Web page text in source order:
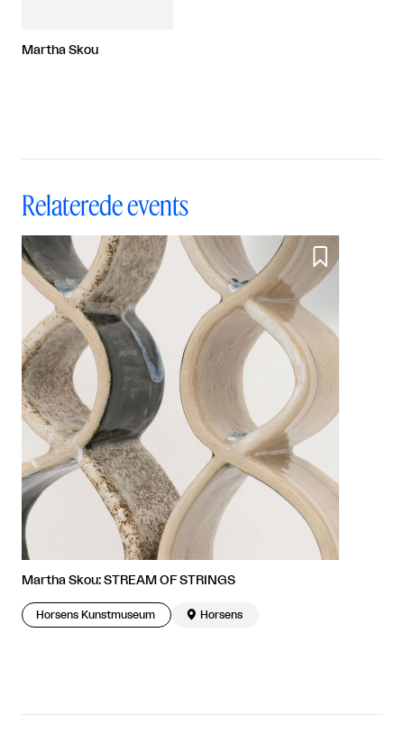
Martha Skou
Relaterede events

Martha Skou: STREAM OF STRINGS
Horsens Kunstmuseum  Horsens